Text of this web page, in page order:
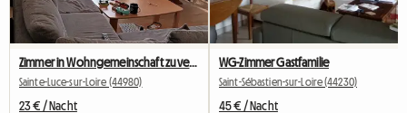
Zimmer in Wohngemeinschaft zu vermieten
Sainte-Luce-sur-Loire (44980)
23 € / Nacht
WG-Zimmer Gastfamilie
Saint-Sébastien-sur-Loire (44230)
45 € / Nacht